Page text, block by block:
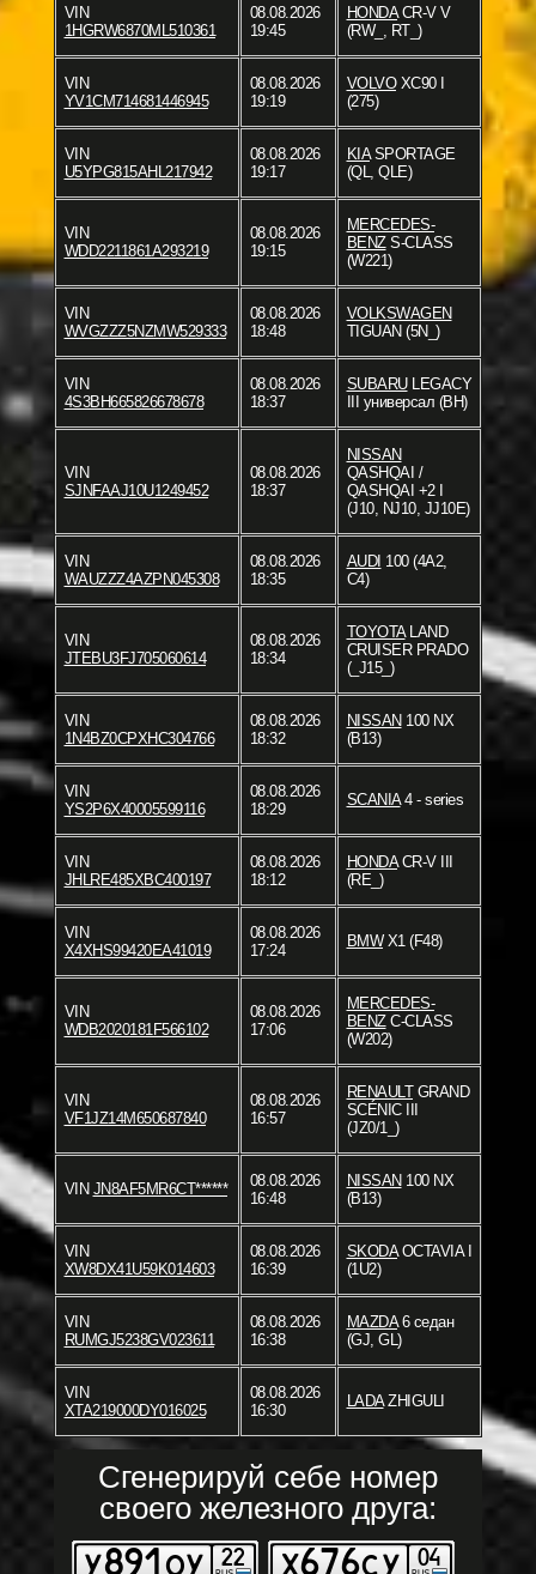
VIN
1HGRW6870ML510361
08.08.2026
19:45
HONDACR-V V
(RW_, RT_)
VIN
YV1CM714681446945
08.08.2026
19:19
VOLVOXC90 I
(275)
VIN
U5YPG815AHL217942
08.08.2026
19:17
KIASPORTAGE
(QL, QLE)
VIN
WDD2211861A293219
08.08.2026
19:15
MERCEDES-
BENZS-CLASS
(W221)
VIN
WVGZZZ5NZMW529333
08.08.2026
18:48
VOLKSWAGEN
TIGUAN (5N_)
VIN
4S3BH665826678678
08.08.2026
18:37
SUBARULEGACY
III универсал (BH)
VIN
SJNFAAJ10U1249452
08.08.2026
18:37
NISSAN
QASHQAI /
QASHQAI +2 I
(J10, NJ10, JJ10E)
VIN
WAUZZZ4AZPN045308
08.08.2026
18:35
AUDI 100 (4A2,
C4)
VIN
JTEBU3FJ705060614
08.08.2026
18:34
TOYOTALAND
CRUISER PRADO
(_J15_)
VIN
1N4BZ0CPXHC304766
08.08.2026
18:32
NISSAN100 NX
(B13)
VIN
YS2P6X40005599116
08.08.2026
18:29
SCANIA4 - series
VIN
JHLRE485XBC400197
08.08.2026
18:12
HONDACR-V III
(RE_)
VIN
X4XHS99420EA41019
08.08.2026
17:24
BMWX1 (F48)
VIN
WDB2020181F566102
08.08.2026
17:06
MERCEDES-
BENZC-CLASS
(W202)
VIN
VF1JZ14M650687840
08.08.2026
16:57
RENAULTGRAND
SCÉNIC III
(JZ0/1_)
VIN JN8AF5MR6CT******
08.08.2026
16:48
NISSAN100 NX
(B13)
VIN
XW8DX41U59K014603
08.08.2026
16:39
SKODAOCTAVIA I
(1U2)
VIN
RUMGJ5238GV023611
08.08.2026
16:38
MAZDA6 седан
(GJ, GL)
VIN
XTA219000DY016025
08.08.2026
16:30
LADAZHIGULI
Сгенерируй себе номер
своего железного друга: